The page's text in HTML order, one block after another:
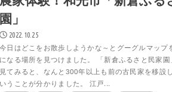
園」
2022.10.25
今日はどこをお散歩しようかな～とグーグルマップ
になる場所を見つけました。 「新倉ふるさと民家
見てみると、なんと300年以上も前の古民家を移設
いうことが分かりました。 江戸...